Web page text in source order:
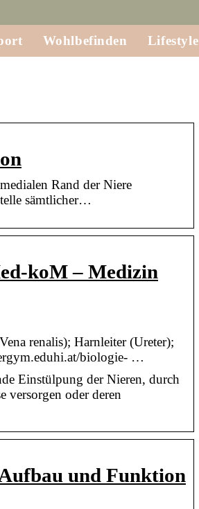
Wohlbefinden Lifestyle
Rand der Niere
sämtlicher…
koM – Medizin
renalis); Harnleiter (Ureter);
biologie- …
Einstülpung der Nieren, durch
versorgen oder deren
und Funktion